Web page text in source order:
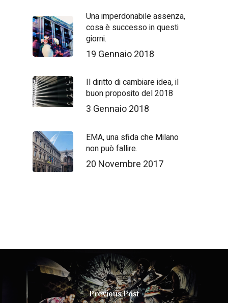
Una imperdonabile assenza,
cosa è successo in questi
giorni.
19 Gennaio 2018
Il diritto di cambiare idea, il
buon proposito del 2018
3 Gennaio 2018
EMA, una sfida che Milano
non può fallire.
20 Novembre 2017
Previous Post